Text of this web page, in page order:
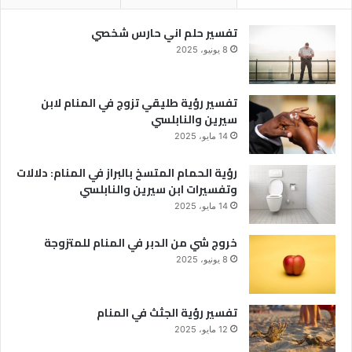
تفسير حلم اني حارس شخصي
8 يونيو، 2025
تفسير رؤية طليقي تزوج في المنام لابن
سيرين والنابلسي
14 مايو، 2025
رؤية الحمام المتسخ بالبراز في المنام: دلالات
وتفسيرات ابن سيرين والنابلسي
14 مايو، 2025
خروج شي من الدبر في المنام للمتزوجة
8 يونيو، 2025
تفسير رؤية الجثث في المنام
12 مايو، 2025